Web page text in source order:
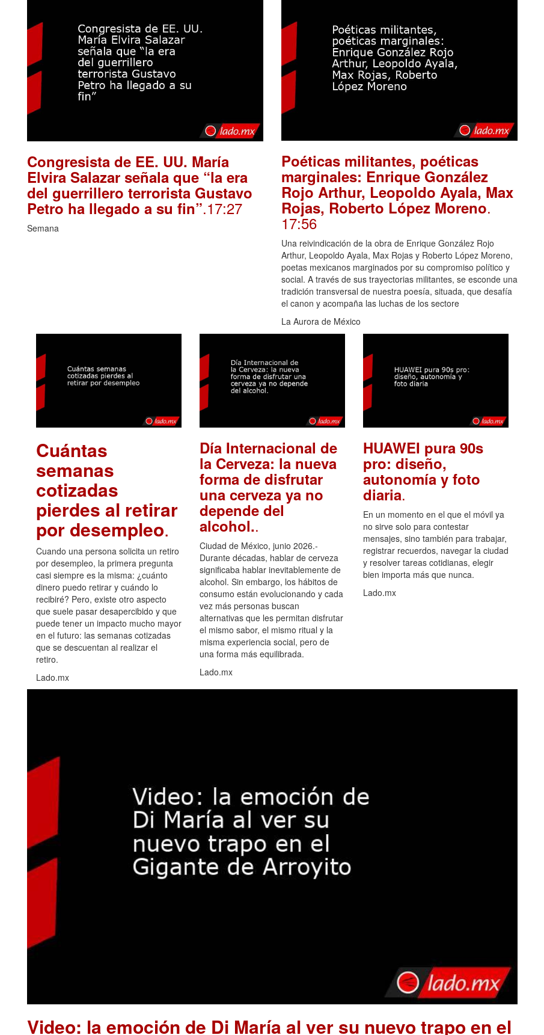
Congresista de EE. UU. María
Elvira Salazar señala que “la era
del guerrillero terrorista Gustavo
Petro ha llegado a su fin”.17:27
Semana
Poéticas militantes, poéticas
marginales: Enrique González
Rojo Arthur, Leopoldo Ayala, Max
Rojas, Roberto López Moreno.
17:56
Una reivindicación de la obra de Enrique González Rojo
Arthur, Leopoldo Ayala, Max Rojas y Roberto López Moreno,
poetas mexicanos marginados por su compromiso político y
social. A través de sus trayectorias militantes, se esconde una
tradición transversal de nuestra poesía, situada, que desafía
el canon y acompaña las luchas de los sectore
La Aurora de México
Cuántas
semanas
cotizadas
pierdes al retirar
por desempleo.
Cuando una persona solicita un retiro
por desempleo, la primera pregunta
casi siempre es la misma: ¿cuánto
dinero puedo retirar y cuándo lo
recibiré? Pero, existe otro aspecto
que suele pasar desapercibido y que
puede tener un impacto mucho mayor
en el futuro: las semanas cotizadas
que se descuentan al realizar el
retiro.
Lado.mx
Día Internacional de
la Cerveza: la nueva
forma de disfrutar
una cerveza ya no
depende del
alcohol..
Ciudad de México, junio 2026.-
Durante décadas, hablar de cerveza
significaba hablar inevitablemente de
alcohol. Sin embargo, los hábitos de
consumo están evolucionando y cada
vez más personas buscan
alternativas que les permitan disfrutar
el mismo sabor, el mismo ritual y la
misma experiencia social, pero de
una forma más equilibrada.
Lado.mx
HUAWEI pura 90s
pro: diseño,
autonomía y foto
diaria.
En un momento en el que el móvil ya
no sirve solo para contestar
mensajes, sino también para trabajar,
registrar recuerdos, navegar la ciudad
y resolver tareas cotidianas, elegir
bien importa más que nunca.
Lado.mx
Video: la emoción de Di María al ver su nuevo trapo en el